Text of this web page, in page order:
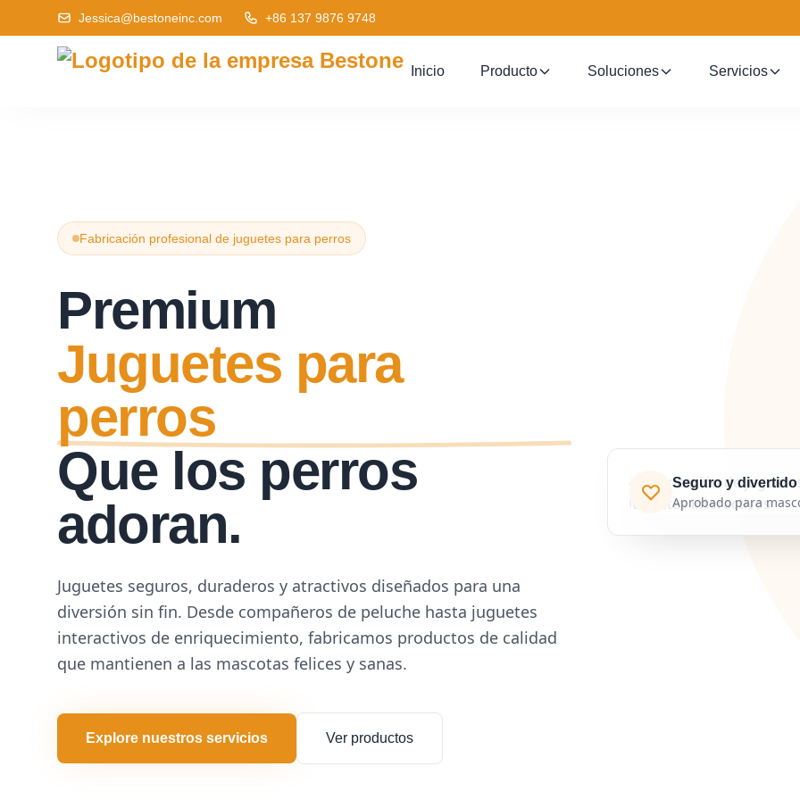
Jessica@bestoneinc.com +86 137 9876 9748
Inicio Producto Soluciones Servicios
Fabricación profesional de juguetes para perros
Premium
Juguetes para
perros
Que los perros
adoran.
Juguetes seguros, duraderos y atractivos diseñados para una
diversión sin fin. Desde compañeros de peluche hasta juguetes
interactivos de enriquecimiento, fabricamos productos de calidad
que mantienen a las mascotas felices y sanas.
Explore nuestros servicios Ver productos
Seguro y divertido
Aprobado para